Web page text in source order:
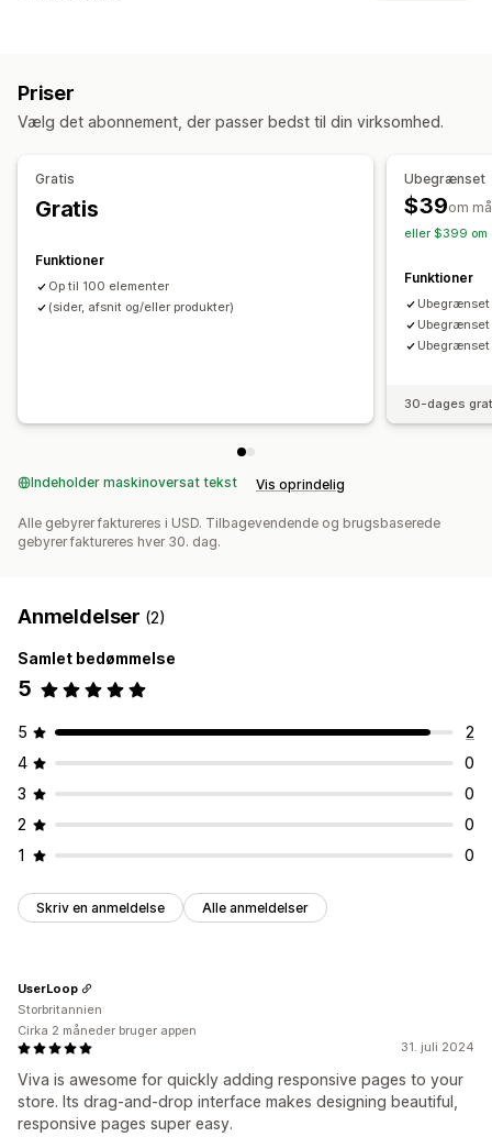
Sider med Kommer snart
Sider med Hjælp Sider med kontakt Sider af typen Om os
Sider med karriere
Sider med priser
Tilpassede sider
Administration af sider
Redigeringsværktøj
Sider med kladder Globale sektioner Dynamisk på mobil
Priser
Vælg det abonnement, der passer bedst til din virksomhed.
Gratis
Gratis
Funktioner
Op til 100 elementer
(sider, afsnit og/eller produkter)
Ubegrænset
$39om
eller $399 om
Funktioner
30-dages
Indeholder maskinoversat tekst Vis oprindelig
Alle gebyrer faktureres i USD. Tilbagevendende og brugsbaserede
gebyrer faktureres hver 30. dag.
Anmeldelser (2)
Samlet bedømmelse
5
5
2
4
0
3
0
2
0
1
0
Skriv en anmeldelse Alle anmeldelser
31. juli 2024
Viva is awesome for quickly adding responsive pages to your
store. Its drag-and-drop interface makes designing beautiful,
responsive pages super easy.
UserLoop
Storbritannien
Cirka 2 måneder bruger appen